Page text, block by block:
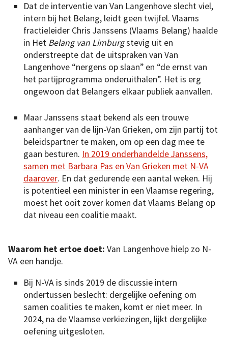
Dat de interventie van Van Langenhove slecht viel,
intern bij het Belang, leidt geen twijfel. Vlaams
fractieleider Chris Janssens (Vlaams Belang) haalde
in Het Belang van Limburgstevig uit en
onderstreepte dat de uitspraken van Van
Langenhove “nergens op slaan” en “de ernst van
het partijprogramma onderuit­halen”. Het is erg
ongewoon dat Belangers elkaar publiek aanvallen.
Maar Janssens staat bekend als een trouwe
aanhanger van de lijn-Van Grieken, om zijn partij tot
beleidspartner te maken, om op een dag mee te
gaan besturen. In 2019 onderhandelde Janssens,
samen met Barbara Pas en Van Grieken met N-VA
daarover. En dat gedurende een aantal weken. Hij
is potentieel een minister in een Vlaamse regering,
moest het ooit zover komen dat Vlaams Belang op
dat niveau een coalitie maakt.
Waarom het ertoe doet: Van Langenhove hielp zo N-
VA een handje.
Bij N-VA is sinds 2019 de discussie intern
ondertussen beslecht: dergelijke oefening om
samen coalities te maken, komt er niet meer. In
2024, na de Vlaamse verkiezingen, lijkt dergelijke
oefening uitgesloten.